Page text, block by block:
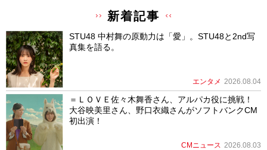
新着記事
STU48 中村舞の原動力は「愛」。STU48と2nd写
真集を語る。
エンタメ 2026.08.04
＝ＬＯＶＥ佐々木舞香さん、アルパカ役に挑戦！
大谷映美里さん、野口衣織さんがソフトバンクCM
初出演！
CMニュース 2026.08.03